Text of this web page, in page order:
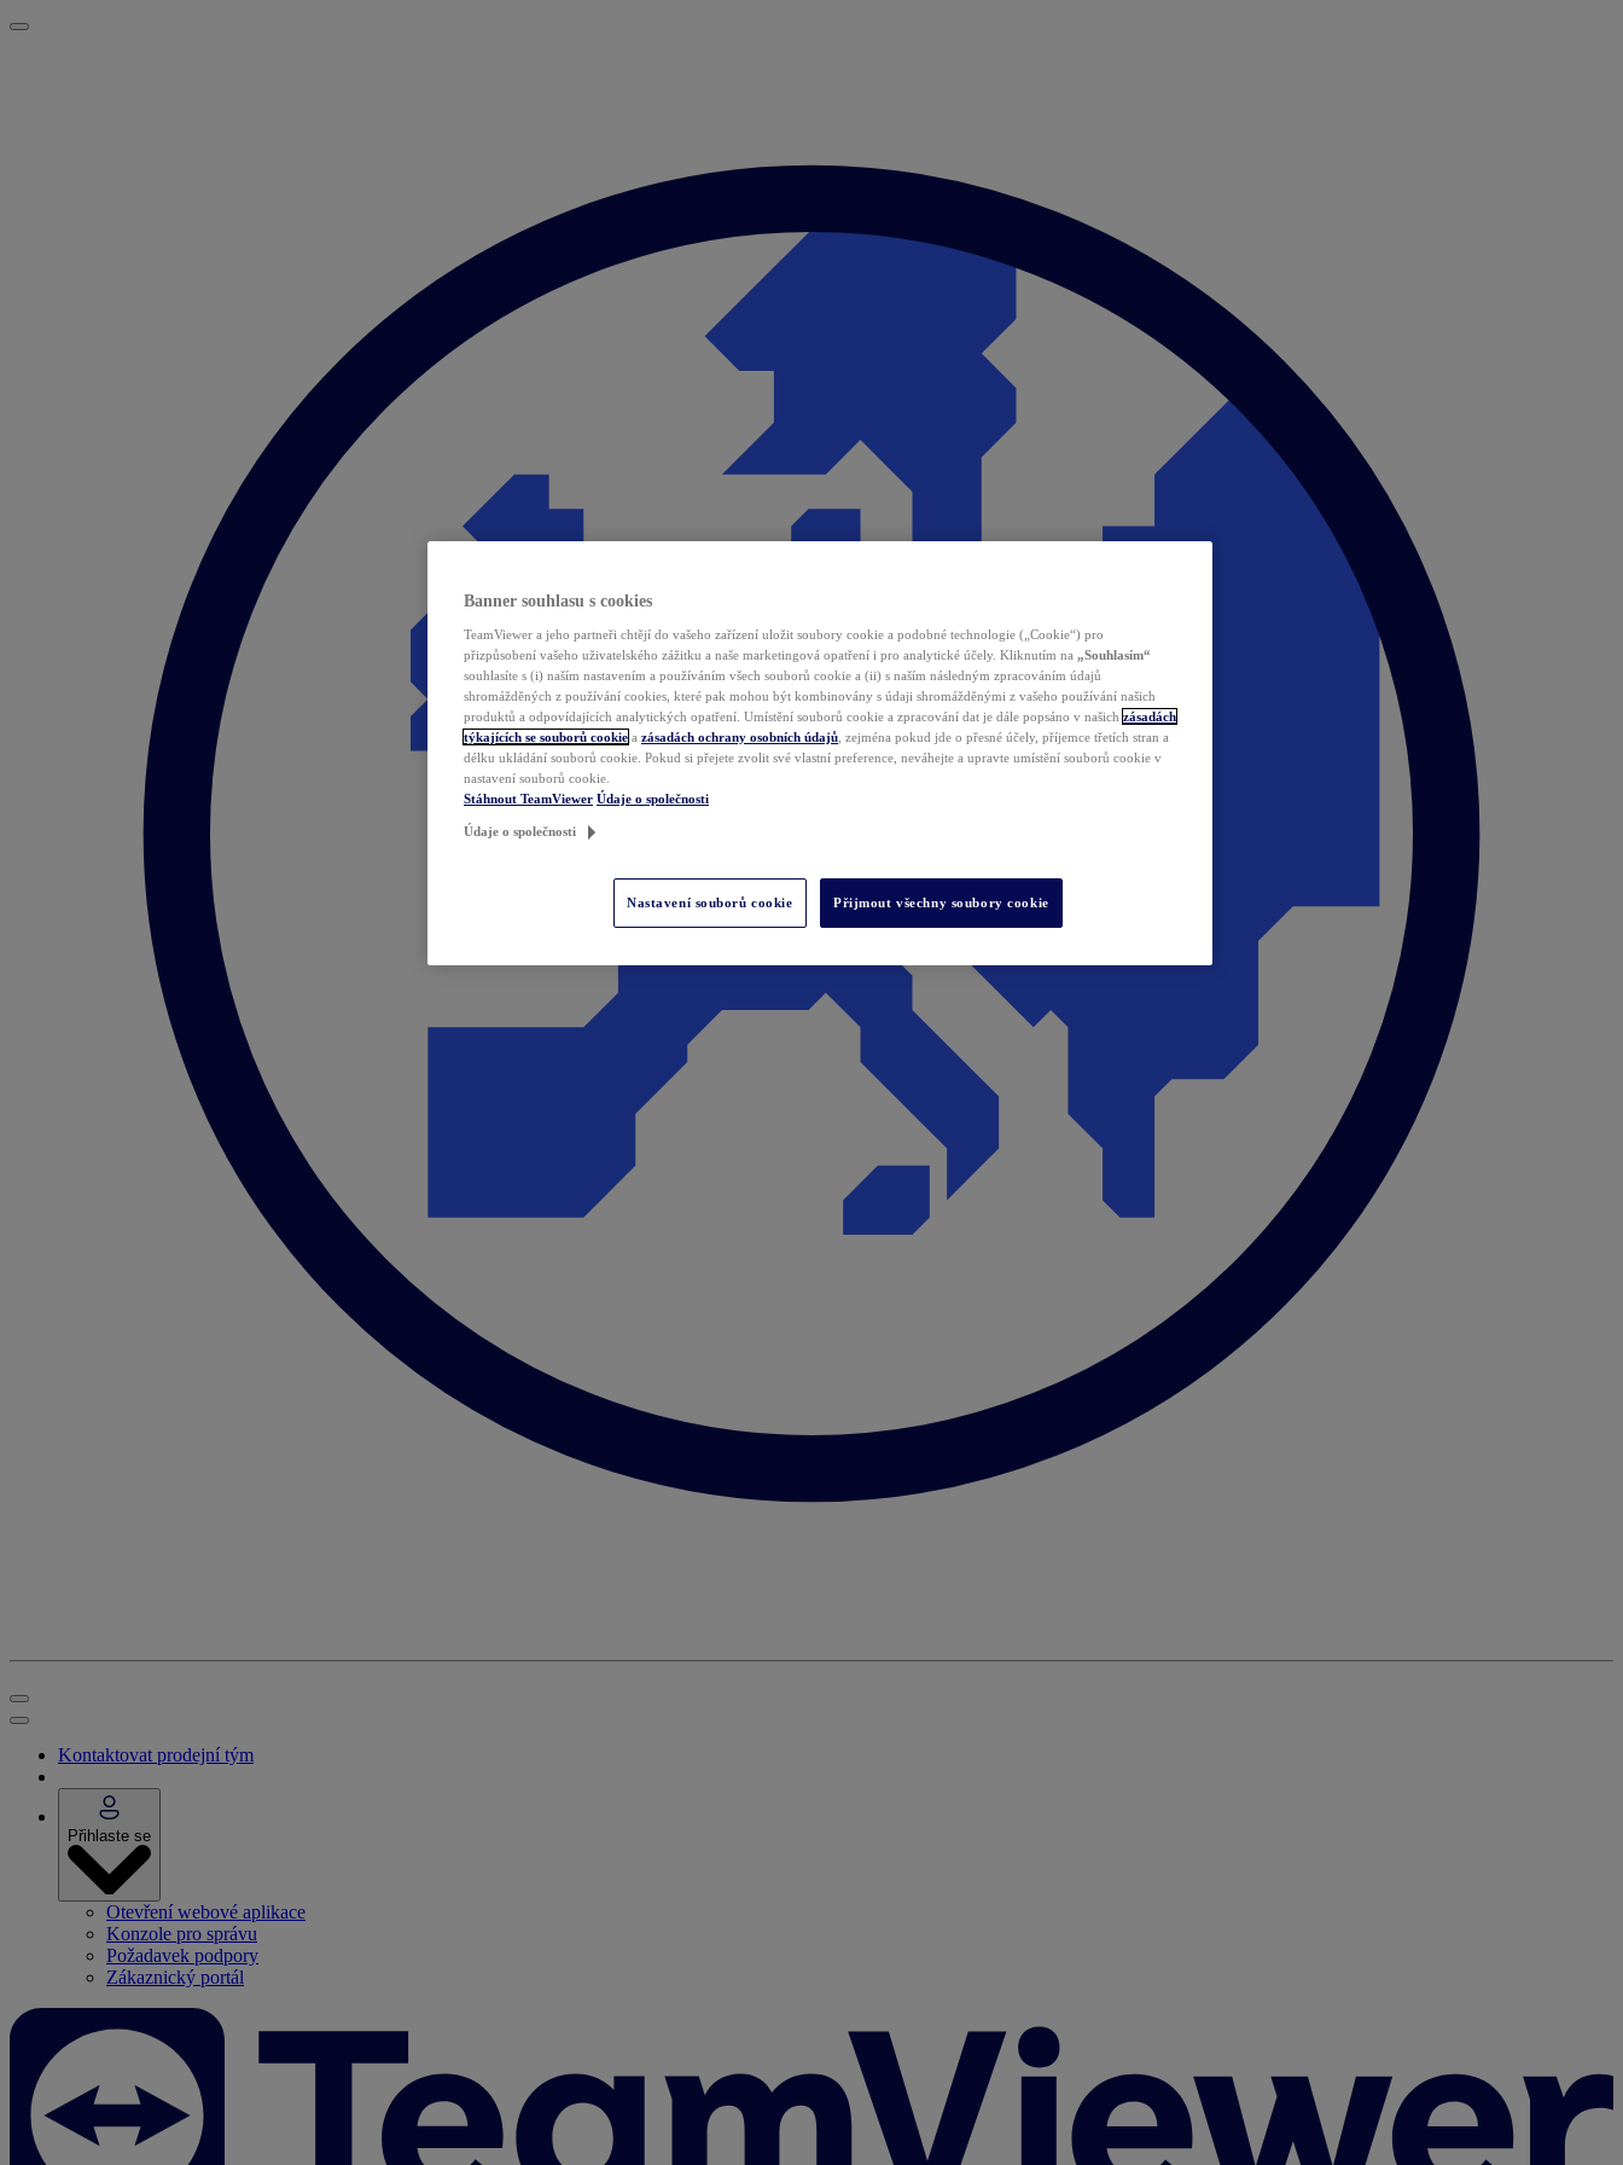
Kontaktovat prodejní tým
Přihlaste se
Otevření webové aplikace
Konzole pro správu
Požadavek podpory
Zákaznický portál
Banner souhlasu s cookies
TeamViewer a jeho partneři chtějí do vašeho zařízení uložit soubory cookie a podobné technologie („Cookie“) pro
přizpůsobení vašeho uživatelského zážitku a naše marketingová opatření i pro analytické účely. Kliknutím na „Souhlasím“
souhlasíte s (i) naším nastavením a používáním všech souborů cookie a (ii) s naším následným zpracováním údajů
shromážděných z používání cookies, které pak mohou být kombinovány s údaji shromážděnými z vašeho používání našich
produktů a odpovídajících analytických opatření. Umístění souborů cookie a zpracování dat je dále popsáno v našich zásadách
týkajících se souborů cookie a zásadách ochrany osobních údajů , zejména pokud jde o přesné účely, příjemce třetích stran a
délku ukládání souborů cookie. Pokud si přejete zvolit své vlastní preference, neváhejte a upravte umístění souborů cookie v
nastavení souborů cookie.
Stáhnout TeamViewer Údaje o společnosti
Údaje o společnosti
Nastavení souborů cookie Přijmout všechny soubory cookie